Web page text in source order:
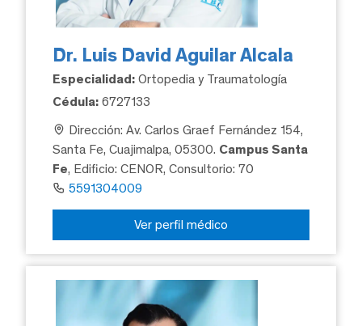
Dr. Luis David Aguilar Alcala
Especialidad: Ortopedia y Traumatología
Cédula: 6727133
Dirección: Av. Carlos Graef Fernández 154,
Santa Fe, Cuajimalpa, 05300. Campus Santa
Fe, Edificio: CENOR, Consultorio: 70
5591304009
Ver perfil médico